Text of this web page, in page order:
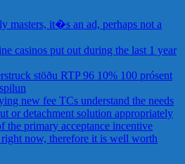
masters, it�s an ad, perhaps not a
casinos put out during the last 1 year
stöðu RTP 96 10% 100 prósent
new fee TCs understand the needs
or detachment solution appropriately
the primary acceptance incentive
right now, therefore it is well worth